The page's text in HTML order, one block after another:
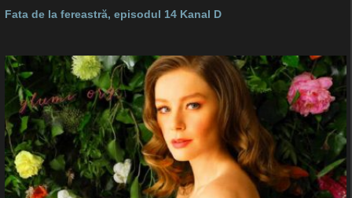
Fata de la fereastră, episodul 14 Kanal D